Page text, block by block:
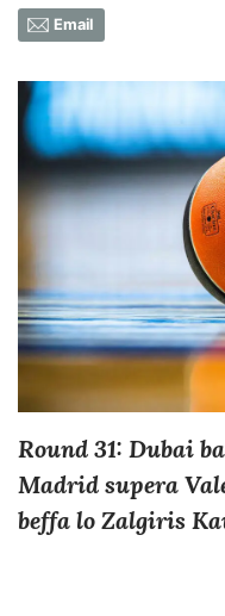
Email
Round 31: Dubai
Madrid supera
beffa lo Zalgiris